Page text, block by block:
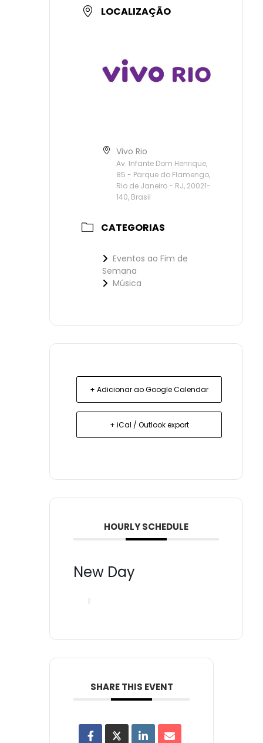
LOCALIZAÇÃO
Vivo Rio
Av. Infante Dom Henrique,
85 - Parque do Flamengo,
Rio de Janeiro - RJ, 20021-
140, Brasil
CATEGORIAS
Eventos ao Fim de
Semana
Música
+ Adicionar ao Google Calendar
+ iCal / Outlook export
HOURLY SCHEDULE
New Day
SHARE THIS EVENT